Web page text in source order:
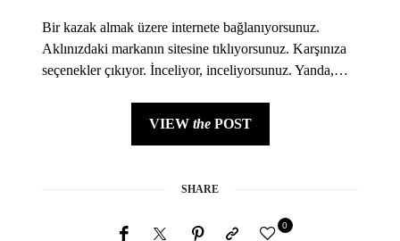
Bir kazak almak üzere internete bağlanıyorsunuz.
Aklınızdaki markanın sitesine tıklıyorsunuz. Karşınıza
seçenekler çıkıyor. İnceliyor, inceliyorsunuz. Yanda,…
VIEW thePOST
SHARE
0